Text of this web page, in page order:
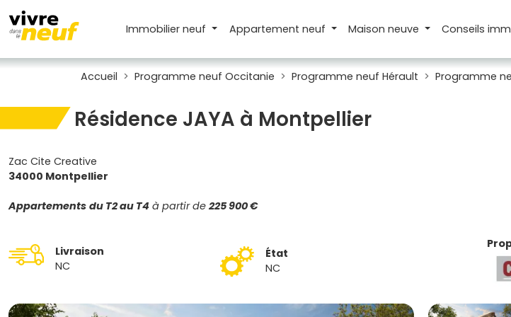
Immobilier neuf Appartement neuf Maison neuve Conseils
Accueil Programme neuf Occitanie Programme neuf Hérault Programme
Résidence JAYA à Montpellier
Zac Cite Creative
34000 Montpellier
Appartements du T2 au T4 à partir de 225 900 €
Livraison
NC
État
NC